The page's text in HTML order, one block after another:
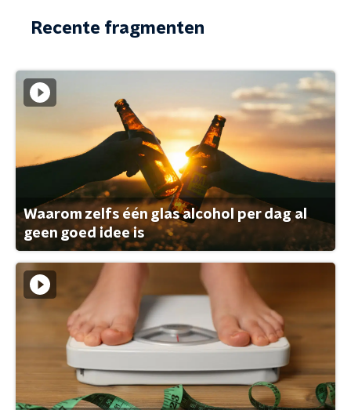
Recente fragmenten
Waarom zelfs één glas alcohol per dag al
geen goed idee is